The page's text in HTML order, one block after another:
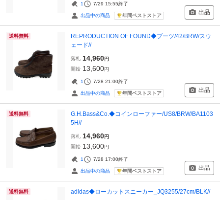
1 7/29 15:55終了
出品中の商品 年間ベストストア 出品
送料無料
REPRODUCTION OF FOUND◆ブーツ/42/BRW/スウ
ェード//
落札 14,960円
開始 13,600円
1 7/28 21:00終了
出品中の商品 年間ベストストア 出品
送料無料
G.H.Bass&Co.◆コインローファー/US8/BRW/BA1103
5H//
落札 14,960円
開始 13,600円
1 7/28 17:00終了
出品中の商品 年間ベストストア 出品
送料無料 adidas◆ローカットスニーカー_JQ3255/27cm/BLK//